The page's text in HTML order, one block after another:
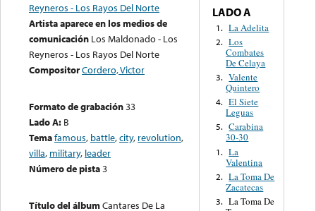
Reyneros - Los Rayos Del Norte
Artista aparece en los medios de
comunicación Los Maldonado - Los
Reyneros - Los Rayos Del Norte
CompositorCordero, Victor
Formato de grabación33
Lado A: B
Temafamous, battle,city, revolution,
villa, military, leader
Número de pista3
Título del álbumCantares De La
LADO A
1. La Adelita
2. Los
Combates
De Celaya
3. Valente
Quintero
4. El Siete
Leguas
5. Carabina
30-30
1. La
Valentina
2. La Toma De
Zacatecas
3. La Toma De